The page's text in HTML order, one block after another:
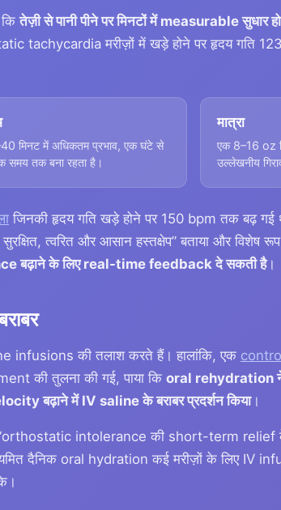
कितेज़ी से पानी पीने पर मिनटों में measurable सुधार
tachycardia मरीज़ों में खड़े होने पर हृदय गति
मिनट में अधिकतम प्रभाव, एक घंटे से
समय तक बना रहता है।
मात्रा
एक 8–16 oz
उल्लेखनीय
जिनकी हृदय गति खड़े होने पर 150 bpm तक बढ़
त्वरित और आसान हस्तक्षेप” बताया और विशेष
बढ़ाने के लिए real-time feedback दे सकती है।
infusions की तलाश करते हैं। हालांकि, एक
की तुलना की गई, पाया कि oral rehydration
बढ़ाने में IV saline के बराबर प्रदर्शन किया।
“orthostatic intolerance की short-term relief
दैनिक oral hydration कई मरीज़ों के लिए IV